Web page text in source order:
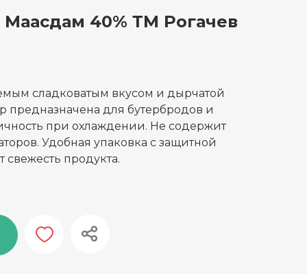
40% ТМ Рогачев
сладковатым вкусом и дырчатой
предназначена для бутербродов и
при охлаждении. Не содержит
Удобная упаковка с защитной
продукта.
сухие завтраки, мюсли
масло
и уксус